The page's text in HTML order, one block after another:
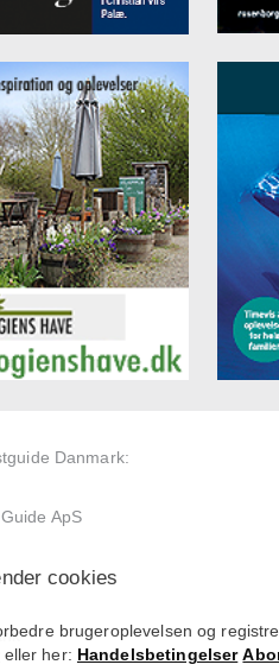
Danmark:
ApS
cookies
brugeroplevelsen og
eller her: Handelsbetingelser